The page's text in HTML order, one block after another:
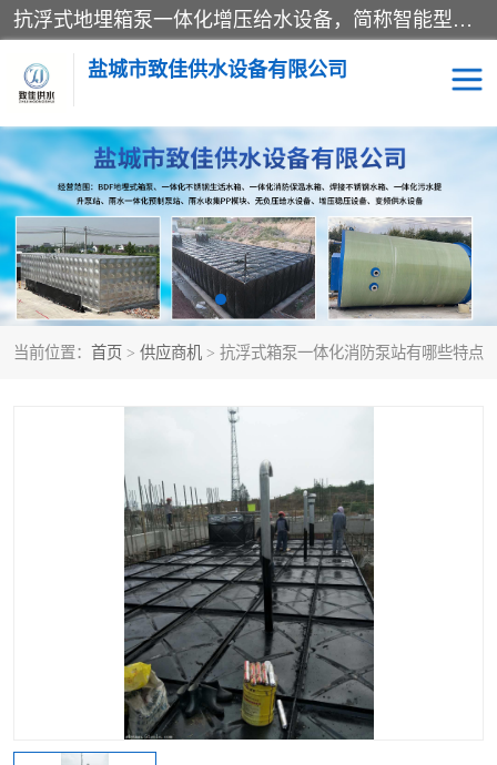
抗浮式地埋箱泵一体化增压给水设备，简称智能型泵站。它由由水泵机组、消防水箱、泵房三大部分组成，其抗浮效果好，因为设计时通过将底板与箱体联在一起，箱体重量抵消了地下水浮力。系统维护好，内部拉筋、泵站、管道，喷淋等各部运行正堂，无一损坏；结构更牢固。
盐城市致佳供水设备有限公司
当前位置： 首页 > 供应商机 > 抗浮式箱泵一体化消防泵站有哪些特点
消防一体化水箱 地埋箱泵一体化
一体化污水泵站